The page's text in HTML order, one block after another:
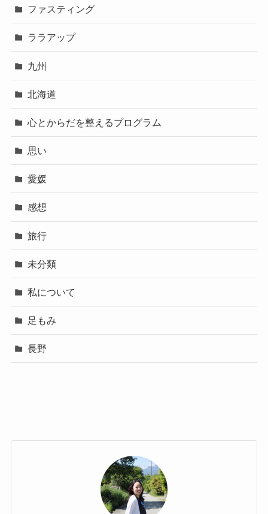
ファスティング
ララアップ
九州
北海道
心とからだを整えるプログラム
思い
愛媛
感想
旅行
未分類
私について
足もみ
長野